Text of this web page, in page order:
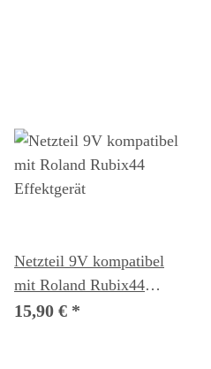
Netzteil 9V kompatibel
mit Roland Rubix44
Effektgerät
15,90 € *